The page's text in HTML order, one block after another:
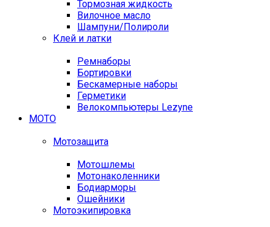
Тормозная жидкость
Вилочное масло
Шампуни/Полироли
Клей и латки
Ремнаборы
Бортировки
Бескамерные наборы
Герметики
Велокомпьютеры Lezyne
МОТО
Мотозащита
Мотошлемы
Мотонаколенники
Бодиарморы
Ошейники
Мотоэкипировка